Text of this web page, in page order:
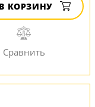
В КОРЗИНУ